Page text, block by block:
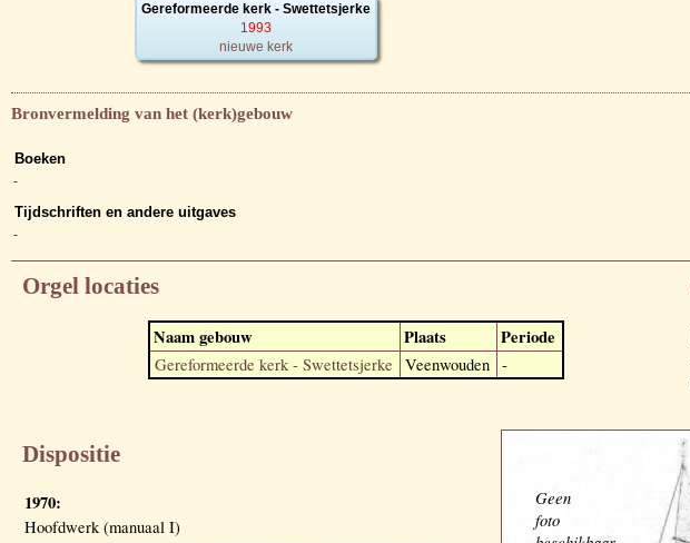
Gereformeerde kerk - Swettetsjerke
1993
nieuwe kerk
Bronvermelding van het (kerk)gebouw
Boeken
-
Tijdschriften en andere uitgaves
-
Orgel locaties
Naam gebouw Plaats Periode
Gereformeerde kerk - Swettetsjerke Veenwouden -
Dispositie
1970:
Hoofdwerk (manuaal I)
Geen
foto